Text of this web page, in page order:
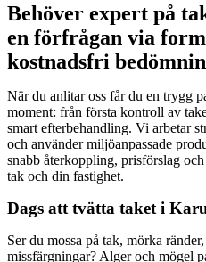
Behöver expert på
en förfrågan via
kostnadsfri
När du anlitar oss får du en trygg
moment: från första kontroll av
smart efterbehandling. Vi arbetar
och använder miljöanpassade
snabb återkoppling, prisförslag
tak och din fastighet.
Dags att tvätta taket i
Ser du mossa på tak, mörka
missfärgningar? Alger och mögel